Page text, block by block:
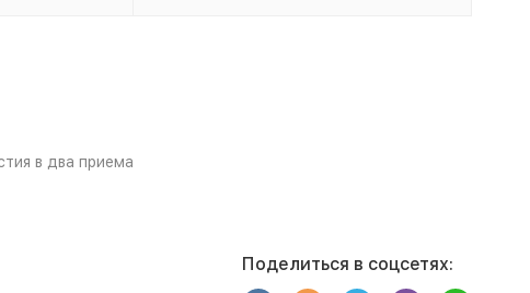
в два приема
Поделиться в соцсетях: